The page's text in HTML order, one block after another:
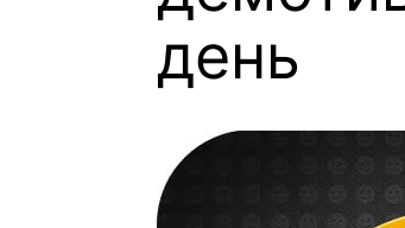
день